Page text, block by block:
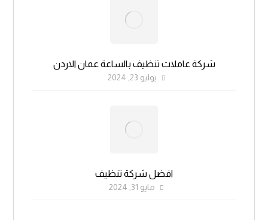
شركة عاملات تنظيف بالساعة عمان الاردن
يوليو 23, 2024
افضل شركة تنظيف
مايو 31, 2024